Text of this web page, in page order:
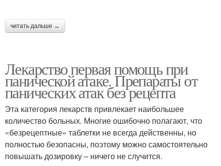
читать дальше →
Лекарство первая помощь при
панической атаке. Препараты от
панических атак без рецепта
Эта категория лекарств привлекает наибольшее
количество больных. Многие ошибочно полагают, что
«безрецептные» таблетки не всегда действенны, но
полностью безопасны, поэтому можно самостоятельно
повышать дозировку – ничего не случится.